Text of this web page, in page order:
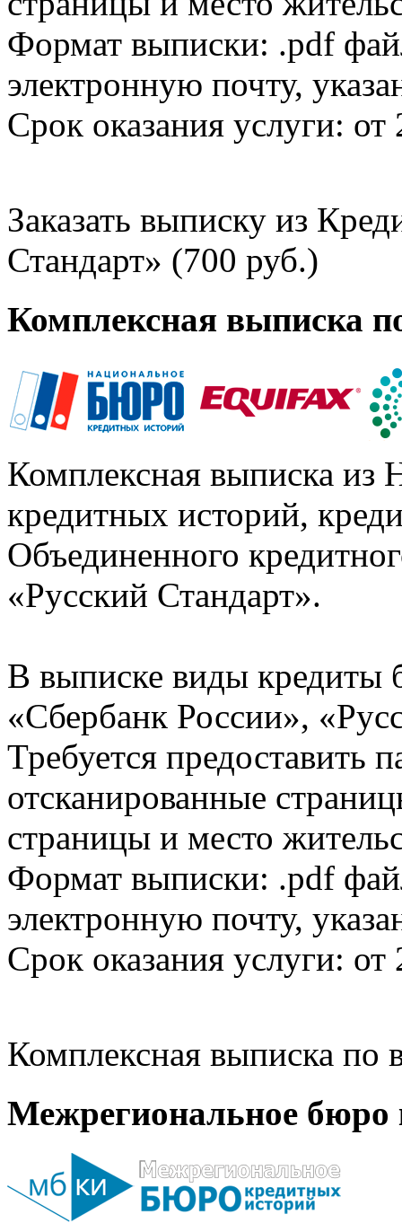
Формат выписки: .pdf
электронную почту,
Срок оказания услуги: от
Заказать выписку из
Стандарт» (700 руб.)
Комплексная выписка
Комплексная выписка из
кредитных историй,
Объединенного
«Русский Стандарт».
В выписке виды кредиты
«Сбербанк России»,
Требуется предоставить
отсканированные
страницы и место
Формат выписки: .pdf
электронную почту,
Срок оказания услуги: от
Комплексная выписка
Межрегиональное бюро